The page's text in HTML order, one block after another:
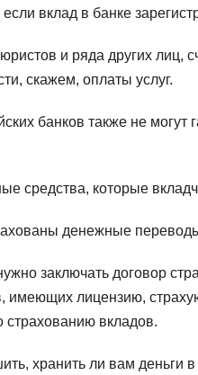
вклад в банке
и ряда других лиц,
скажем, оплаты услуг.
банков также не могут
средства, которые
денежные
заключать договор
имеющих лицензию,
страхованию вкладов.
хранить ли вам деньги